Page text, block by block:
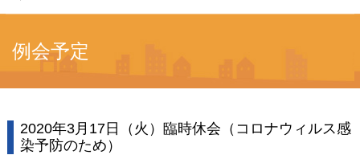
例会予定
2020年3月17日（火）臨時休会（コロナウィルス感
染予防のため）